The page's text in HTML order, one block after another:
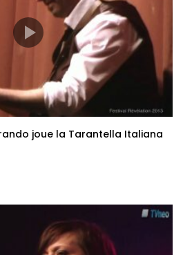
joue la Tarantella Italiana